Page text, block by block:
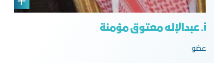
أ. عبدالإله معتوق مؤمنة
عضو